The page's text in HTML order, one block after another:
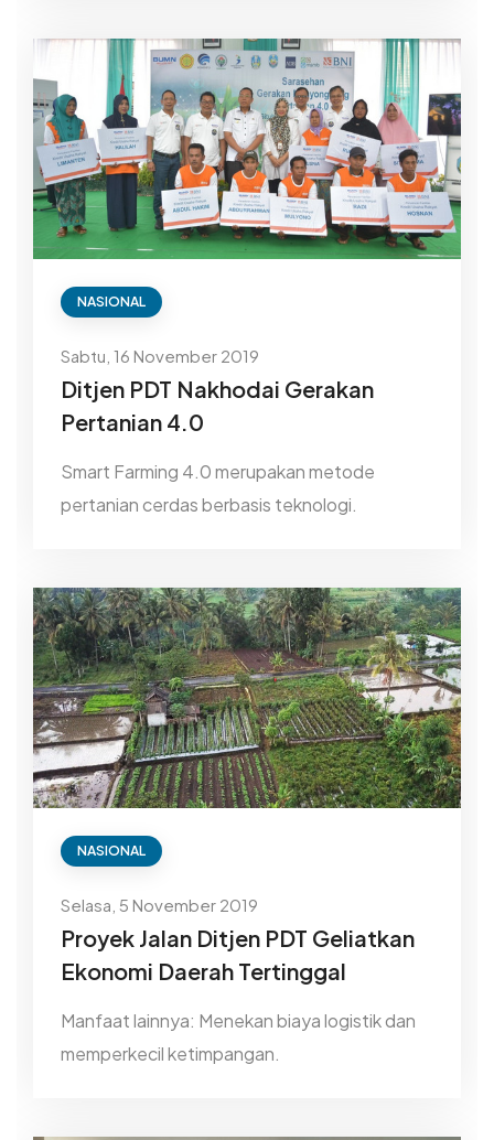
NASIONAL
Sabtu, 16 November 2019
Ditjen PDT Nakhodai Gerakan
Pertanian 4.0
Smart Farming 4.0 merupakan metode
pertanian cerdas berbasis teknologi.
NASIONAL
Selasa, 5 November 2019
Proyek Jalan Ditjen PDT Geliatkan
Ekonomi Daerah Tertinggal
Manfaat lainnya: Menekan biaya logistik dan
memperkecil ketimpangan.